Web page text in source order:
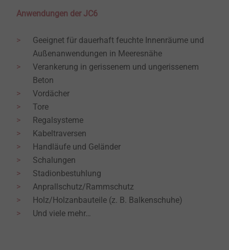
Anwendungen der JC6
Geeignet für dauerhaft feuchte Innenräume und
Außenanwendungen in Meeresnähe
Verankerung in gerissenem und ungerissenem
Beton
Vordächer
Tore
Regalsysteme
Kabeltraversen
Handläufe und Geländer
Schalungen
Stadionbestuhlung
Anprallschutz/Rammschutz
Holz/Holzanbauteile (z. B. Balkenschuhe)
Und viele mehr…